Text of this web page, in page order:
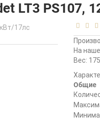
LT3 PS107,
На
Вес:
Общие